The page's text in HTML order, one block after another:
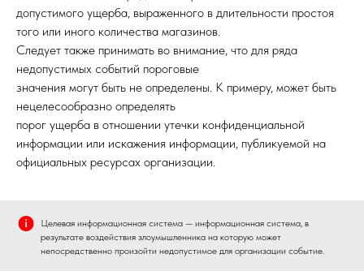
допустимого ущерба, выраженного в длительности простоя
того или иного количества магазинов.
Следует также принимать во внимание, что для ряда
недопустимых событий пороговые
значения могут быть не определены. К примеру, может быть
нецелесообразно определять
порог ущерба в отношении утечки конфиденциальной
информации или искажения информации, публикуемой на
официальных ресурсах организации.
Целевая информационная система — информационная система, в
результате воздействия злоумышленника на которую может
непосредственно произойти недопустимое для организации событие.